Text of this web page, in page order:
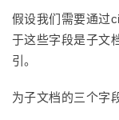
假设我们需要通过
于这些字段是子文
引。
为子文档的三个字